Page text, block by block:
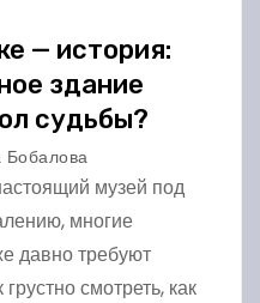
— история:
здание
судьбы?
музей под
многие
давно требуют
смотреть, как